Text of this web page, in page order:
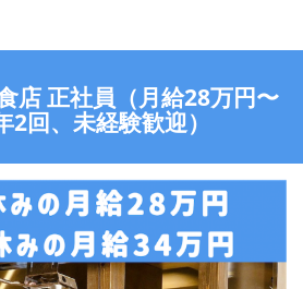
正社員（月給28万円〜
回、未経験歓迎）